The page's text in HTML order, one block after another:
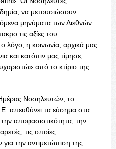
να μετουσιώσουν
μηνύματα των Διεθνών
τις αξίες του
λόγο, η κοινωνία, αρχικά μας
και κατόπιν μας τίμησε,
από το κτίριο της
Νοσηλευτών, το
απευθύνει τα εύσημα στα
αποφασιστικότητα, την
τις οποίες
την αντιμετώπιση της